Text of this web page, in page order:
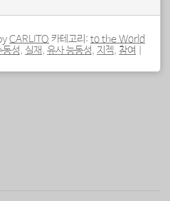
CARLITO 카테고리: to the World
동성, 실재, 유사 능동성, 지젝, 참여